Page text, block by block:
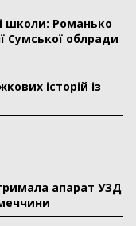
школи: Романько
Сумської облради
історій із
апарат УЗД